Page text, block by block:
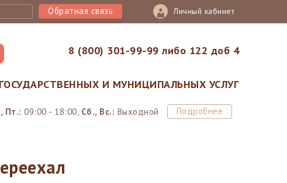
Личный кабинет
8 (800) 301-99-99 либо 122 доб 4
Обратная связь
И МУНИЦИПАЛЬНЫХ УСЛУГ
Пт.: 09:00 - 18:00, Сб., Вс.: Выходной Подробнее